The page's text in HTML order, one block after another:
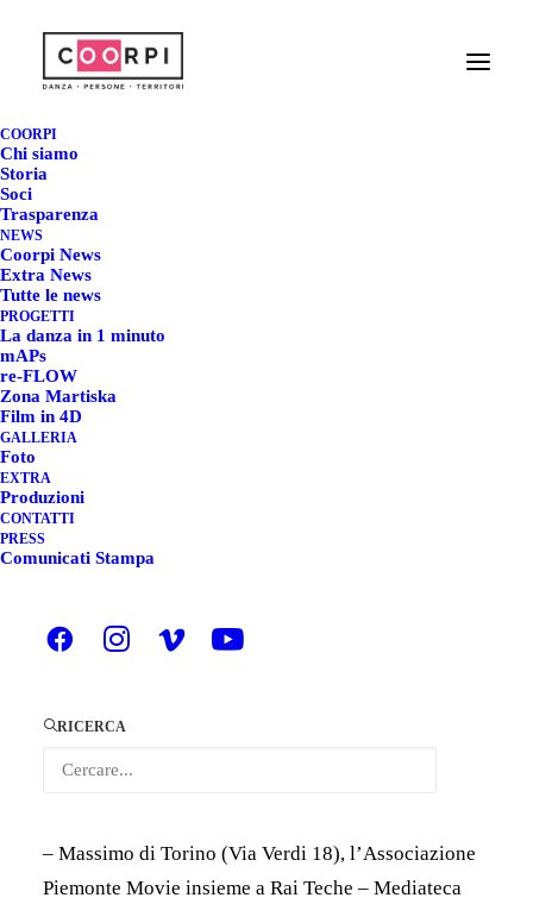
COORPI
Chi siamo
Storia
Soci
Trasparenza
NEWS
Coorpi News
Extra News
Tutte le news
PROGETTI
La danza in 1 minuto
mAPs
re-FLOW
Zona Martiska
Film in 4D
GALLERIA
Foto
EXTRA
Produzioni
CONTATTI
PRESS
Comunicati Stampa
RICERCA
SUSANNA! OMAGGIO
20 MARZO 2019
BUON COMPLEANNO
SUSANNA EGRI
– Massimo di Torino (Via Verdi 18), l’Associazione
Piemonte Movie insieme a Rai Teche – Mediateca